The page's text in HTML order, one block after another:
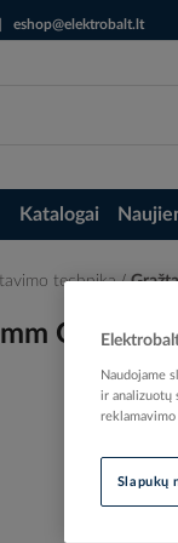
eshop@elektrobalt.lt
Katalogai
technika
OMNI
Naudojame
ir analizuotų
reklamavimo
Slapukų